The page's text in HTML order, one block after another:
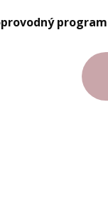
program